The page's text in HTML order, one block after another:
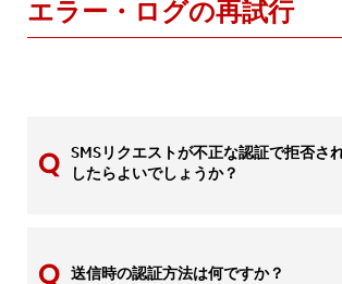
エラー・ログの再試行
SMSリクエストが不正な認証で拒否さ
したらよいでしょうか？
送信時の認証方法は何ですか？